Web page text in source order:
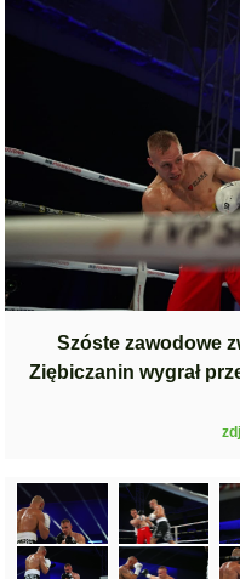
Szóste zawodowe
Ziębiczanin wygrał